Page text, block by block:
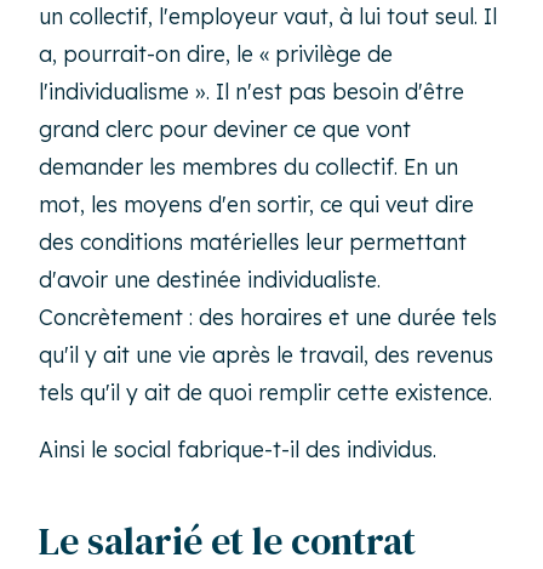
un collectif, l'employeur vaut, à lui tout seul. Il
a, pourrait-on dire, le « privilège de
l'individualisme ». Il n'est pas besoin d'être
grand clerc pour deviner ce que vont
demander les membres du collectif. En un
mot, les moyens d'en sortir, ce qui veut dire
des conditions matérielles leur permettant
d'avoir une destinée individualiste.
Concrètement : des horaires et une durée tels
qu'il y ait une vie après le travail, des revenus
tels qu'il y ait de quoi remplir cette existence.
Ainsi le social fabrique-t-il des individus.
Le salarié et le contrat